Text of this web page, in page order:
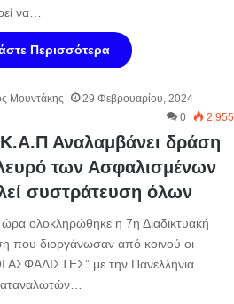
να…
Περισσότερα
Μουντάκης
29 Φεβρουαρίου, 2024
0
2,955
Αναλαμβάνει δράση
των Ασφαλισμένων
συστράτευση όλων
ώρα ολοκληρώθηκε η 7η Διαδικτυακή
που διοργάνωσαν από κοινού οι
ΑΣΦΑΛΙΣΤΕΣ” με την Πανελλήνια